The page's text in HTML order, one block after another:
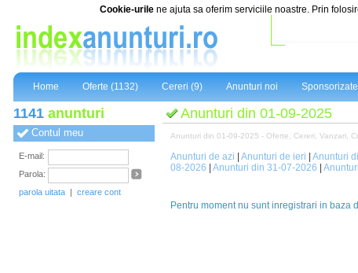
Cookie-urile ne ajuta sa oferim serviciile noastre. Prin
Home Oferte (1132) Cereri (9) Anunturi noi Sponsorizate
1141 anunturi
Contul meu
E-mail:
Parola:
parola uitata | creare cont
Anunturi din 01-09-2025
Anunturi din 01-09-2025 - Oferte, Cereri, Vanzari,
Anunturi de azi Anunturi de ieri Anunturi
08-2026
Anunturi din 31-07-2026
Pentru moment nu sunt inregistrari in baza